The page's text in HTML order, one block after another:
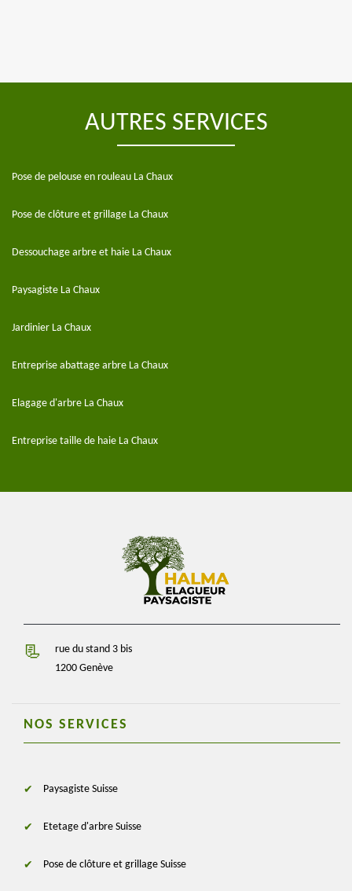
AUTRES SERVICES
Pose de pelouse en rouleau La Chaux
Pose de clôture et grillage La Chaux
Dessouchage arbre et haie La Chaux
Paysagiste La Chaux
Jardinier La Chaux
Entreprise abattage arbre La Chaux
Elagage d'arbre La Chaux
Entreprise taille de haie La Chaux
rue du stand 3 bis
1200 Genève
NOS SERVICES
Paysagiste Suisse
Etetage d'arbre Suisse
Pose de clôture et grillage Suisse